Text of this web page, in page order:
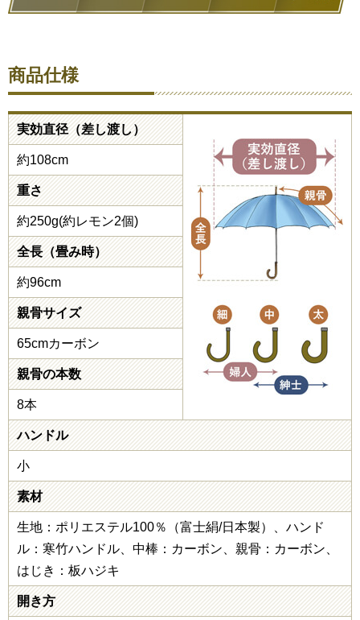
商品仕様
実効直径（差し渡し）
約108cm
重さ
約250g(約レモン2個)
全長（畳み時）
約96cm
親骨サイズ
65cmカーボン
親骨の本数
8本
ハンドル
小
素材
生地：ポリエステル100％（富士絹/日本製）、ハンド
ル：寒竹ハンドル、中棒：カーボン、親骨：カーボン、
はじき：板ハジキ
開き方